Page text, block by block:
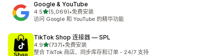
Google & YouTube
4.5星（满分 5 星）
(5,069)
总共 5069 条评论
•免费安装
访问 Google 和 YouTube 的精华功能
TikTok Shop 连接器 — SPL
4.9星（满分 5 星）
(737)
总共 737 条评论
•免费安装
整合 TikTok 商店、同步库存和订单 - 24/7 支持